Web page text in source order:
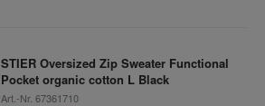
STIER Oversized Zip Sweater Functional
Pocket organic cotton L Black
Art.-Nr. 67361710